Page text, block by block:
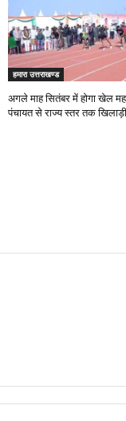
हमारा उत्तराखण्ड
अगले माह सितंबर में होगा खेल
पंचायत से राज्य स्तर तक